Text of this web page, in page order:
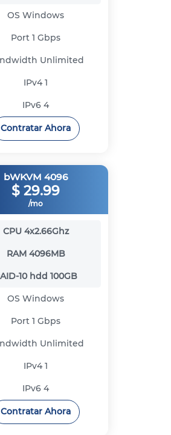
OS Windows
Port 1 Gbps
Unlimited
IPv41
IPv6 4
Contratar Ahora
bWKVM 4096
$ 29.99
/mo
CPU 4x2.66Ghz
RAM 4096MB
10 hdd 100GB
OS Windows
Port 1 Gbps
Unlimited
IPv41
IPv6 4
Contratar Ahora